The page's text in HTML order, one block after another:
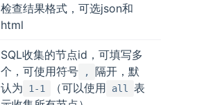
检查结果格式，可选json和
html
SQL收集的节点id，可填写多
个，可使用符号
,
隔开，默
认为
1-1 （可以使用 all
表